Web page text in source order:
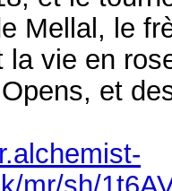
Mellal, le
la vie en
et
mr/sh/